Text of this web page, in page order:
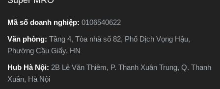
nào
tiết
giúp bạn hiểu rõ sự khác
điểm và tư vấn chọn lựa
loại máy phù hợp nhất với
nhu cầu sử dụng thực tế.
Mã số doanh nghiệp: 0106540622
Văn phòng: Tầng 4, Tòa nhà số 82, Phố Dịch Vọng Hậu,
Phường Cầu Giấy, HN
Hub Hà Nội: 2B Lê Văn Thiêm, P. Thanh Xuân Trung, Q. Thanh
Xuân, Hà Nội